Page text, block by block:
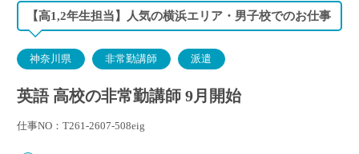
【高1,2年生担当】人気の横浜エリア・男子校でのお仕事
神奈川県 非常勤講師 派遣
英語 高校の非常勤講師 9月開始
仕事NO：T261-2607-508eig